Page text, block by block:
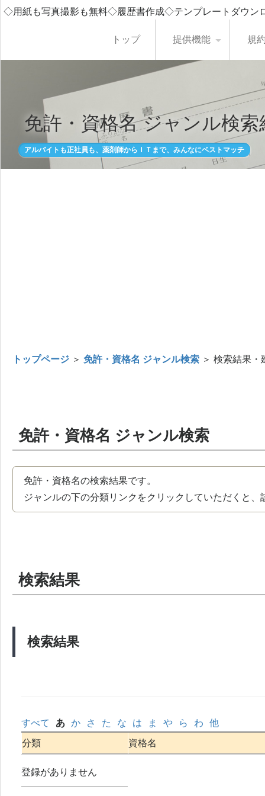
◇用紙も写真撮影も無料◇履歴書作成◇テンプレートダウ
トップ 提供機能 規
免許・資格名 ジャンル検索
アルバイトも正社員も、薬剤師からＩＴまで、みんなにベストマッチ
トップページ ＞ 免許・資格名 ジャンル検索 ＞ 検索結果・
免許・資格名 ジャンル検索
免許・資格名の検索結果です。
ジャンルの下の分類リンクをクリックしていただくと
検索結果
検索結果
すべて あ か さ た な は ま や ら わ
他
分類
資格名
登録がありません